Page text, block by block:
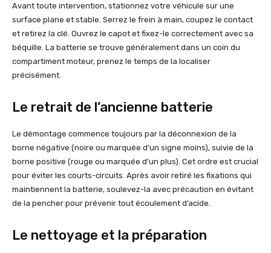
Avant toute intervention, stationnez votre véhicule sur une
surface plane et stable. Serrez le frein à main, coupez le contact
et retirez la clé. Ouvrez le capot et fixez-le correctement avec sa
béquille. La batterie se trouve généralement dans un coin du
compartiment moteur, prenez le temps de la localiser
précisément.
Le retrait de l’ancienne batterie
Le démontage commence toujours par la déconnexion de la
borne négative (noire ou marquée d’un signe moins), suivie de la
borne positive (rouge ou marquée d’un plus). Cet ordre est crucial
pour éviter les courts-circuits. Après avoir retiré les fixations qui
maintiennent la batterie, soulevez-la avec précaution en évitant
de la pencher pour prévenir tout écoulement d’acide.
Le nettoyage et la préparation